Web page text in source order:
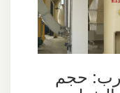
حجم